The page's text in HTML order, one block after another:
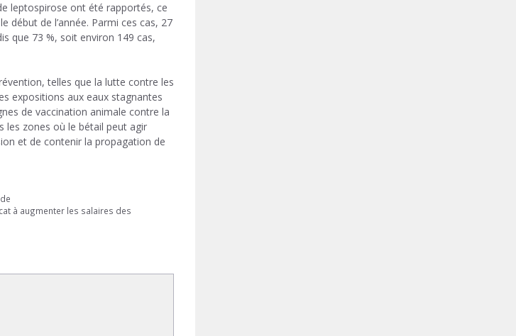
leptospirose ont été rapportés, ce
début de l’année. Parmi ces cas, 27
que 73 %, soit environ 149 cas,
telles que la lutte contre les
expositions aux eaux stagnantes
de vaccination animale contre la
les zones où le bétail peut agir
et de contenir la propagation de
à augmenter les salaires des